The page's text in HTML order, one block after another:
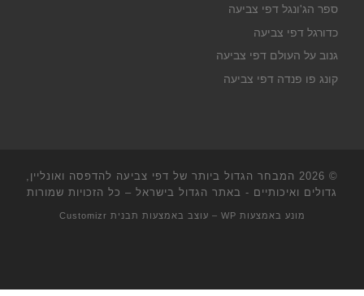
ספר הג'ונגל דפי צביעה
כדורגל דפי צביעה
גנוב על העולם דפי צביעה
קונג פו פנדה דפי צביעה
© 2026
המבחר הגדול ביותר של דפי צביעה להדפסה ואונליין,
גדולים ואיכותיים - באתר הגדול בישראל – כל הזכויות שמורות
מונע באמצעות WP – עוצב באמצעות תבנית Customizr